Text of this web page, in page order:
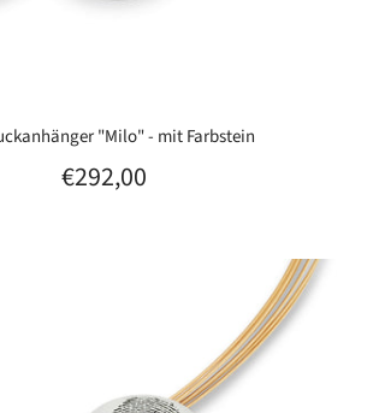
"Milo" - mit Farbstein
€292,00